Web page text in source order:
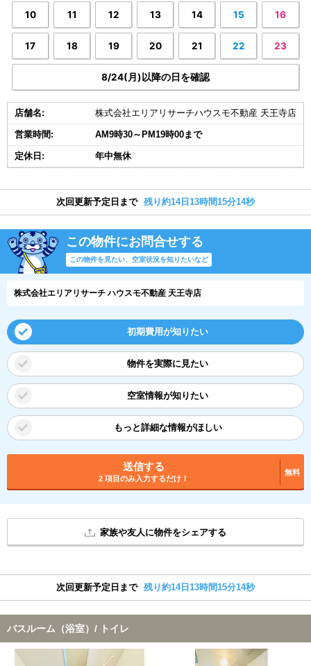
10 11 12 13 14 15 16
17 18 19 20 21 22 23
8/24(月)以降の日を確認
店舗名: 株式会社エリアリサーチハウスモ不動産 天王寺店
営業時間: AM9時30～PM19時00まで
定休日: 年中無休
次回更新予定日まで 残り約14日13時間15分14秒
この物件にお問合せする
この物件を見たい、空室状況を知りたいなど
株式会社エリアリサーチ ハウスモ不動産 天王寺店
初期費用が知りたい
物件を実際に見たい
空室情報が知りたい
もっと詳細な情報がほしい
送信する
2 項目のみ入力するだけ！
無料
家族や友人に物件をシェアする
次回更新予定日まで 残り約14日13時間15分14秒
バスルーム（浴室）/ トイレ